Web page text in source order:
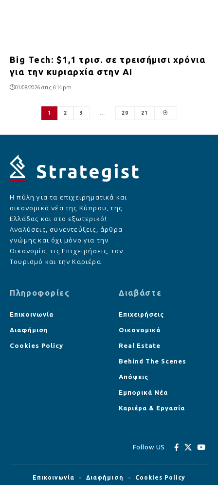
Big Tech: $1,1 τρισ. σε τρεισήμισι χρόνια
για την κυριαρχία στην AI
01/08/2026 στις 6:14 pm
1 2 3 … 20 21
Η πύλη για τα επιχειρηματικά και
οικονομικά νέα της Κύπρου, της
Ελλάδας και στο εξωτερικό!
Αναλύσεις, συνεντεύξεις, άρθρα
γνώμης και όχι μόνο για την
Οικονομία, τις Επιχειρήσεις, τον
Τουρισμό και την Καριέρα.
Πληροφορίες
Επικοινωνία
Διαφήμιση
Cookies Policy
Διαβάστε
Επιχειρήσεις
Οικονομικά
Real Estate
Behind The Scenes
Απόψεις
Εμπορικά Νέα
Καριέρα & Εργασία
Follow US
Επικοινωνία Διαφήμιση Cookies Policy